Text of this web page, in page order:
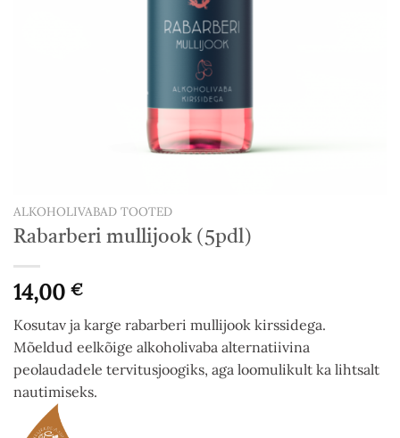
ALKOHOLIVABAD TOOTED
Rabarberi mullijook (5pdl)
14,00 €
Kosutav ja karge rabarberi mullijook kirssidega.
Mõeldud eelkõige alkoholivaba alternatiivina
peolaudadele tervitusjoogiks, aga loomulikult ka lihtsalt
nautimiseks.